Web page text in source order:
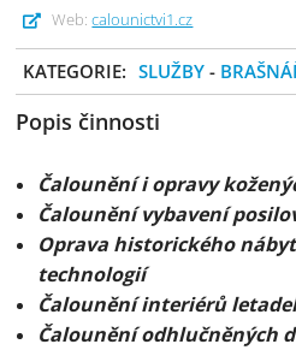
Web: calounictvi1.cz
KATEGORIE: SLUŽBY -
Popis činnosti
Čalounění i opravy
Čalounění vybavení
Oprava historického
technologií
Čalounění interiérů
Čalounění odhlučněných